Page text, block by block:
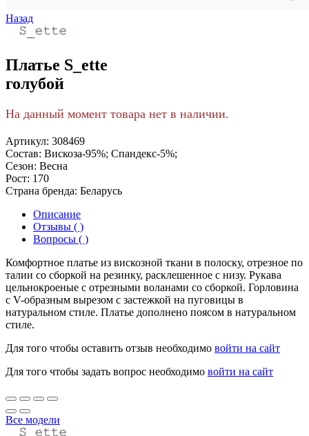
Назад
Платье S_ette
голубой
На данный момент товара нет в наличии.
Артикул: 308469
Состав: Вискоза-95%; Спандекс-5%;
Сезон: Весна
Рост: 170
Страна бренда: Беларусь
Описание
Отзывы ( )
Вопросы ( )
Комфортное платье из вискозной ткани в полоску, отрезное по
талии со сборкой на резинку, расклешенное с низу. Рукава
цельнокроеные с отрезными воланами со сборкой. Горловина
с V-образным вырезом с застежкой на пуговицы в
натуральном стиле. Платье дополнено поясом в натуральном
стиле.
Для того чтобы оставить отзыв необходимо войти на сайт
Для того чтобы задать вопрос необходимо войти на сайт
Все модели